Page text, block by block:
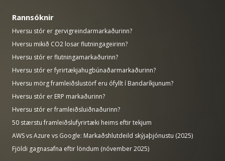
Rannsóknir
Hversu stór er gervigreindarmarkaðurinn?
Hversu mikið CO2 losar flutningageirinn?
Hversu stór er flutningamarkaðurinn?
Hversu stór er fyrirtækjahugbúnaðarmarkaðurinn?
Hversu mörg framleiðslustörf eru ófyllt í Bandaríkjunum?
Hversu stór er ERP markaðurinn?
Hversu stór er framleiðsluiðnaðurinn?
50 stærstu framleiðslufyrirtæki heims eftir tekjum
AWS vs Azure vs Google: Markaðshlutdeild skýjaþjónustu (2025)
Fjöldi gagnasafna eftir löndum (nóvember 2025)